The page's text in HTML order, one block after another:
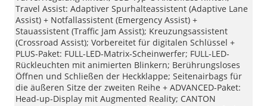
Travel Assist: Adaptiver Spurhalteassistent (Adaptive Lane
Assist) + Notfallassistent (Emergency Assist) +
Stauassistent (Traffic Jam Assist); Kreuzungsassistent
(Crossroad Assist); Vorbereitet für digitalen Schlüssel +
PLUS-Paket: FULL-LED-Matrix-Scheinwerfer; FULL-LED-
Rückleuchten mit animierten Blinkern; Berührungsloses
Öffnen und Schließen der Heckklappe; Seitenairbags für
die äußeren Sitze der zweiten Reihe + ADVANCED-Paket:
Head-up-Display mit Augmented Reality; CANTON